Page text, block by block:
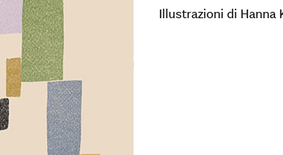
Illustrazioni di Hanna